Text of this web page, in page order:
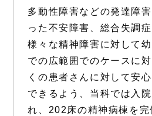
多動性障害などの発達障
った不安障害、総合失調
様々な精神障害に対して
での広範囲でのケースに
くの患者さんに対して安
できるよう、当科では入
れ、202床の精神病棟を完